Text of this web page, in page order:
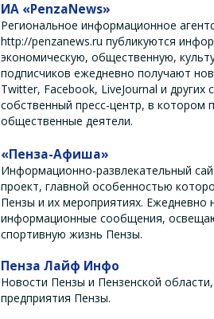
ИА «PenzaNews»
Региональное информационное
http://penzanews.ru публикуются
экономическую, общественную,
подписчиков ежедневно получают
Twitter, Facebook, LiveJournal и других
собственный пресс-центр, в котором
общественные деятели.
«Пенза-Афиша»
Информационно-развлекательный
проект, главной особенностью
Пензы и их мероприятиях. Ежедневно
информационные сообщения,
спортивную жизнь Пензы.
Пенза Лайф Инфо
Новости Пензы и Пензенской
предприятия Пензы.